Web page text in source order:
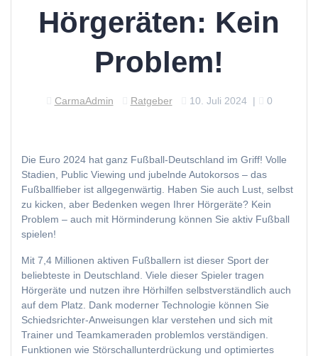
Hörgeräten: Kein
Problem!
CarmaAdmin Ratgeber 10. Juli 2024| 0
Die Euro 2024 hat ganz Fußball-Deutschland im Griff! Volle
Stadien, Public Viewing und jubelnde Autokorsos – das
Fußballfieber ist allgegenwärtig. Haben Sie auch Lust, selbst
zu kicken, aber Bedenken wegen Ihrer Hörgeräte? Kein
Problem – auch mit Hörminderung können Sie aktiv Fußball
spielen!
Mit 7,4 Millionen aktiven Fußballern ist dieser Sport der
beliebteste in Deutschland. Viele dieser Spieler tragen
Hörgeräte und nutzen ihre Hörhilfen selbstverständlich auch
auf dem Platz. Dank moderner Technologie können Sie
Schiedsrichter-Anweisungen klar verstehen und sich mit
Trainer und Teamkameraden problemlos verständigen.
Funktionen wie Störschallunterdrückung und optimiertes